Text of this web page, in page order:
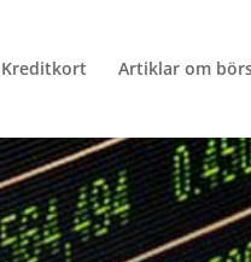
Kreditkort Artiklar om